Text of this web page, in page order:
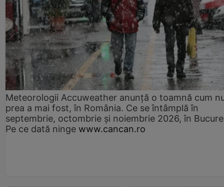
Meteorologii Accuweather anunță o toamnă cum
prea a mai fost, în România. Ce se întâmplă în
septembrie, octombrie și noiembrie 2026, în
Pe ce dată ninge www.cancan.ro